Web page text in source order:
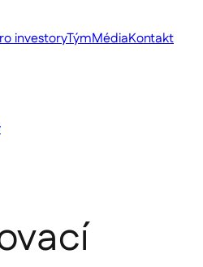
investoryTýmMédiaKontakt